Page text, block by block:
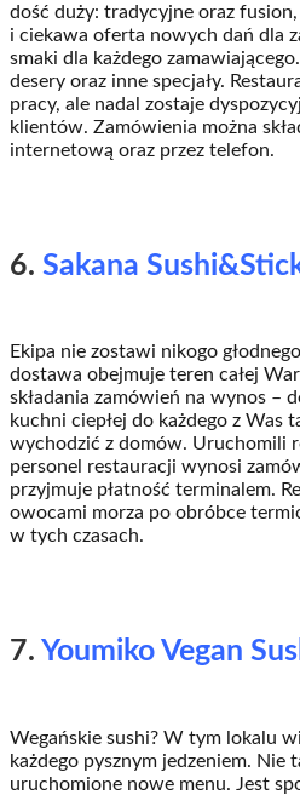
dość duży: tradycyjne oraz
i ciekawa oferta nowych dań dla
smaki dla każdego
desery oraz inne specjały.
pracy, ale nadal zostaje
klientów. Zamówienia można
internetową oraz przez telefon.
6. Sakana
Ekipa nie zostawi nikogo
dostawa obejmuje teren całej
składania zamówień na wynos –
kuchni ciepłej do każdego z Was
wychodzić z domów. Uruchomili
personel restauracji wynosi
przyjmuje płatność terminalem.
owocami morza po obróbce
w tych czasach.
7. Youmiko Vegan
Wegańskie sushi? W tym lokalu
każdego pysznym jedzeniem. Nie
uruchomione nowe menu. Jest